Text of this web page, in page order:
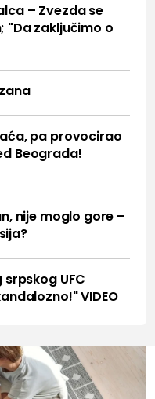
– Zvezda se
zaključimo o
pa provocirao
Beograda!
nije moglo gore –
UFC
VIDEO